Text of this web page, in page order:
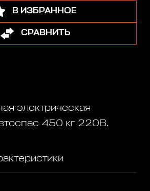
В ИЗБРАННОЕ
СРАВНИТЬ
электрическая
450 кг 220В.